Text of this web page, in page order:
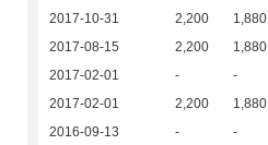
2017-10-31
2,200 1,880
2017-08-15
2,200 1,880
2017-02-01
- -
2017-02-01
2,200 1,880
2016-09-13
- -